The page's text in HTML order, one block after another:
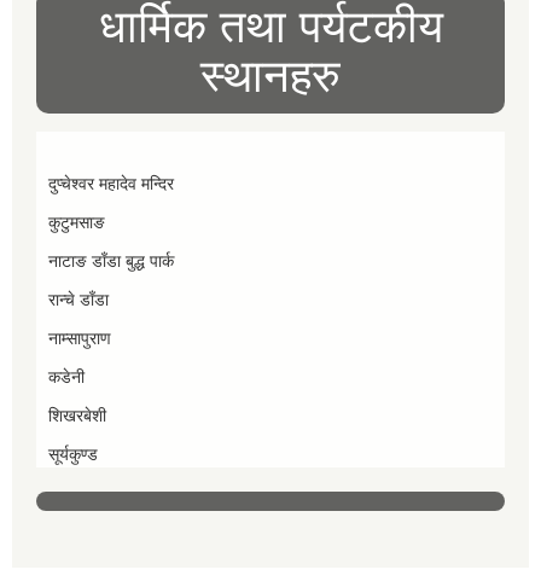
धार्मिक तथा पर्यटकीय
स्थानहरु
दुप्चेश्वर महादेव मन्दिर
कुटुमसाङ
नाटाङ डाँडा बुद्ध पार्क
रान्चे डाँडा
नाम्सापुराण
कडेनी
शिखरबेशी
सूर्यकुण्ड